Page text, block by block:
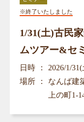
※終了いたしました
1/31(土)古民
ムツアー&セ
日時
2026/1/
場所
なんば建
上の町1-